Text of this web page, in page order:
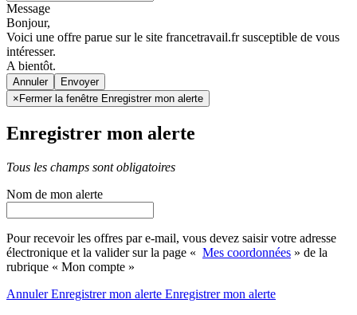
Message
Bonjour,
Voici une offre parue sur le site francetravail.fr susceptible de vous
intéresser.
A bientôt.
Annuler
× Fermer la fenêtre Enregistrer mon alerte
Enregistrer mon alerte
Tous les champs sont obligatoires
Nom de mon alerte
Pour recevoir les offres par e-mail, vous devez saisir votre adresse
électronique et la valider sur la page « Mes coordonnées » de la
rubrique « Mon compte »
AnnulerEnregistrer mon alerte Enregistrermon alerte